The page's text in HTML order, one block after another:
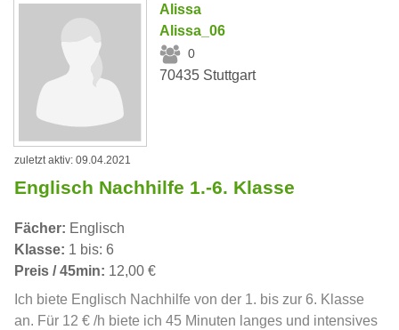
Alissa
Alissa_06
0
70435 Stuttgart
zuletzt aktiv: 09.04.2021
Englisch Nachhilfe 1.-6. Klasse
Fächer: Englisch
Klasse: 1 bis: 6
Preis / 45min: 12,00 €
Ich biete Englisch Nachhilfe von der 1. bis zur 6. Klasse
an. Für 12 € /h biete ich 45 Minuten langes und intensives